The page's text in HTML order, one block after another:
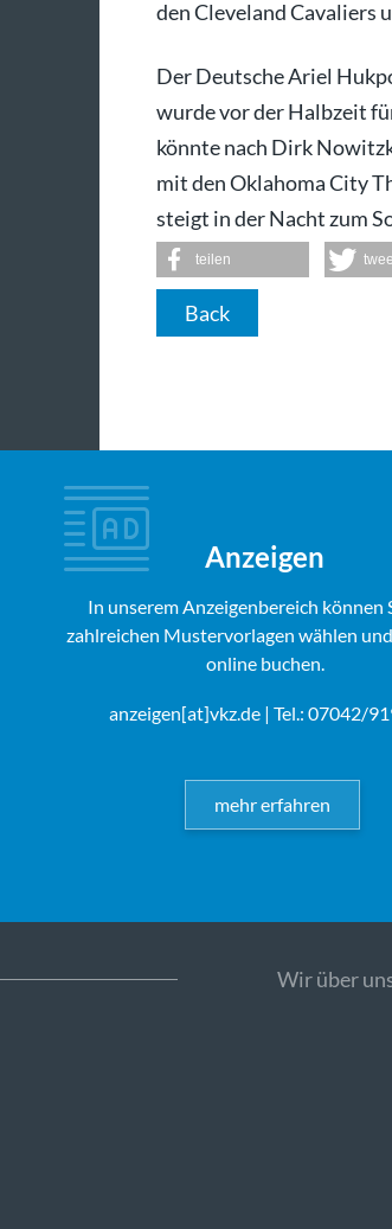
den Cleveland Cavaliers
Der Deutsche Ariel
wurde vor der Halbzeit
könnte nach Dirk
mit den Oklahoma City
steigt in der Nacht zum
teilen
Back
Anzeigen
In unserem Anzeigenbereich können
zahlreichen Mustervorlagen wählen
online buchen.
anzeigen[at]vkz.de| Tel.: 07042/
mehr erfahren
Wir über